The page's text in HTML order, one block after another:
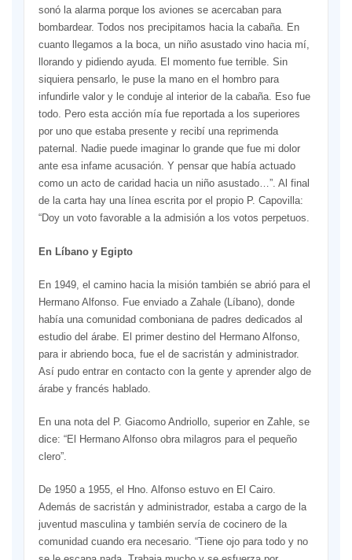
sonó la alarma porque los aviones se acercaban para
bombardear. Todos nos precipitamos hacia la cabaña. En
cuanto llegamos a la boca, un niño asustado vino hacia mí,
llorando y pidiendo ayuda. El momento fue terrible. Sin
siquiera pensarlo, le puse la mano en el hombro para
infundirle valor y le conduje al interior de la cabaña. Eso fue
todo. Pero esta acción mía fue reportada a los superiores
por uno que estaba presente y recibí una reprimenda
paternal. Nadie puede imaginar lo grande que fue mi dolor
ante esa infame acusación. Y pensar que había actuado
como un acto de caridad hacia un niño asustado…”. Al final
de la carta hay una línea escrita por el propio P. Capovilla:
“Doy un voto favorable a la admisión a los votos perpetuos.
En Líbano y Egipto
En 1949, el camino hacia la misión también se abrió para el
Hermano Alfonso. Fue enviado a Zahale (Líbano), donde
había una comunidad comboniana de padres dedicados al
estudio del árabe. El primer destino del Hermano Alfonso,
para ir abriendo boca, fue el de sacristán y administrador.
Así pudo entrar en contacto con la gente y aprender algo de
árabe y francés hablado.
En una nota del P. Giacomo Andriollo, superior en Zahle, se
dice: “El Hermano Alfonso obra milagros para el pequeño
clero”.
De 1950 a 1955, el Hno. Alfonso estuvo en El Cairo.
Además de sacristán y administrador, estaba a cargo de la
juventud masculina y también servía de cocinero de la
comunidad cuando era necesario. “Tiene ojo para todo y no